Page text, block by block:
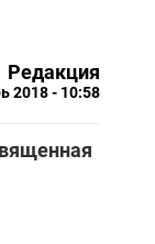
Редакция
2018 - 10:58